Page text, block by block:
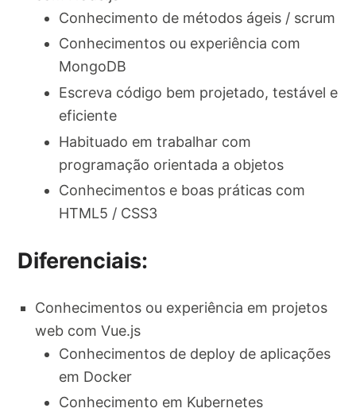
Conhecimento de métodos ágeis / scrum
Conhecimentos ou experiência com
MongoDB
Escreva código bem projetado, testável e
eficiente
Habituado em trabalhar com
programação orientada a objetos
Conhecimentos e boas práticas com
HTML5 / CSS3
Diferenciais:
Conhecimentos ou experiência em projetos
web com Vue.js
Conhecimentos de deploy de aplicações
em Docker
Conhecimento em Kubernetes